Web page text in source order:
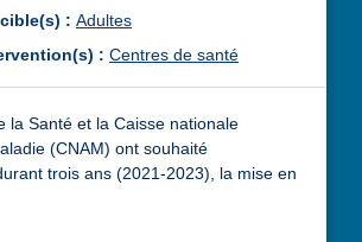
: Adultes
: Centres de santé
la Santé et la Caisse nationale
(CNAM) ont souhaité
trois ans (2021-2023), la mise en